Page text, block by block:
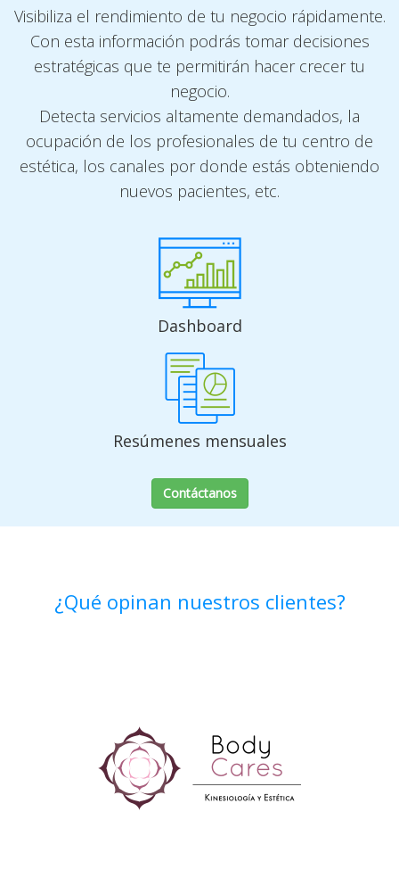
Visibiliza el rendimiento de tu negocio rápidamente.
Con esta información podrás tomar decisiones
estratégicas que te permitirán hacer crecer tu
negocio.
Detecta servicios altamente demandados, la
ocupación de los profesionales de tu centro de
estética, los canales por donde estás obteniendo
nuevos pacientes, etc.
Dashboard
Resúmenes mensuales
Contáctanos
¿Qué opinan nuestros clientes?